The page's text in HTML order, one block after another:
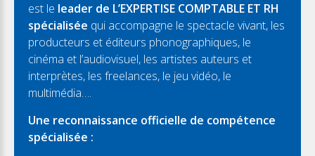
est le leader de L’EXPERTISE COMPTABLE ET RH
spécialisée qui accompagne le spectacle vivant, les
producteurs et éditeurs phonographiques, le
cinéma et l’audiovisuel, les artistes auteurs et
interprètes, les freelances, le jeu vidéo, le
multimédia….
Une reconnaissance officielle de compétence
spécialisée :